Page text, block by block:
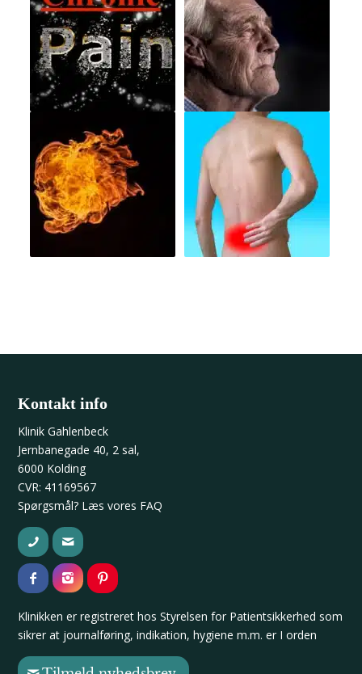
Kontakt info
Klinik Gahlenbeck
Jernbanegade 40, 2 sal,
6000 Kolding
CVR: 41169567
Spørgsmål? Læs vores FAQ
Klinikken er registreret hos Styrelsen for Patientsikkerhed som
sikrer at journalføring, indikation, hygiene m.m. er I orden